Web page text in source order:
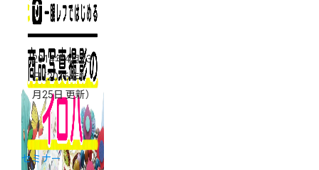
2014年4月23
日（2016年1
月25日 更新）
セミナー